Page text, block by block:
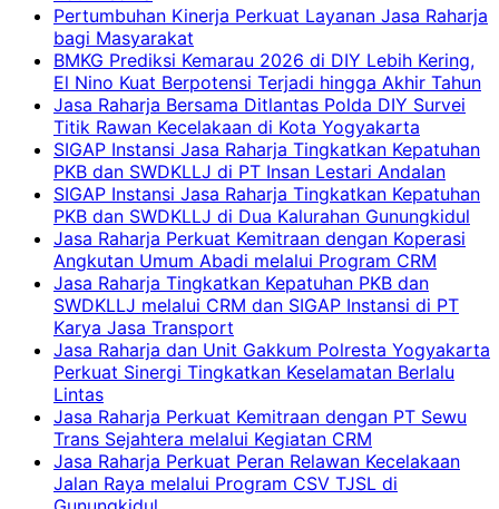
Pertumbuhan Kinerja Perkuat Layanan Jasa Raharja
bagi Masyarakat
BMKG Prediksi Kemarau 2026 di DIY Lebih Kering,
El Nino Kuat Berpotensi Terjadi hingga Akhir Tahun
Jasa Raharja Bersama Ditlantas Polda DIY Survei
Titik Rawan Kecelakaan di Kota Yogyakarta
SIGAP Instansi Jasa Raharja Tingkatkan Kepatuhan
PKB dan SWDKLLJ di PT Insan Lestari Andalan
SIGAP Instansi Jasa Raharja Tingkatkan Kepatuhan
PKB dan SWDKLLJ di Dua Kalurahan Gunungkidul
Jasa Raharja Perkuat Kemitraan dengan Koperasi
Angkutan Umum Abadi melalui Program CRM
Jasa Raharja Tingkatkan Kepatuhan PKB dan
SWDKLLJ melalui CRM dan SIGAP Instansi di PT
Karya Jasa Transport
Jasa Raharja dan Unit Gakkum Polresta Yogyakarta
Perkuat Sinergi Tingkatkan Keselamatan Berlalu
Lintas
Jasa Raharja Perkuat Kemitraan dengan PT Sewu
Trans Sejahtera melalui Kegiatan CRM
Jasa Raharja Perkuat Peran Relawan Kecelakaan
Jalan Raya melalui Program CSV TJSL di